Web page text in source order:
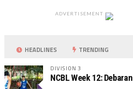
ADVERTISEMENT
HEADLINES TRENDING
DIVISION 3
NCBL Week 12: Debaran